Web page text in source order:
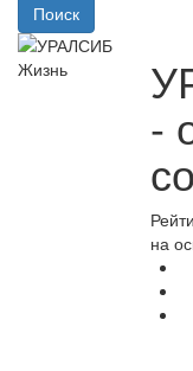
Поиск
-
на